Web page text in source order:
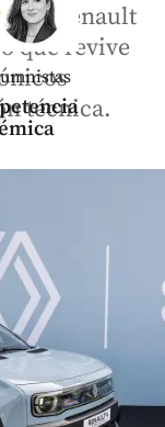
el Renault
que revive
técnica.